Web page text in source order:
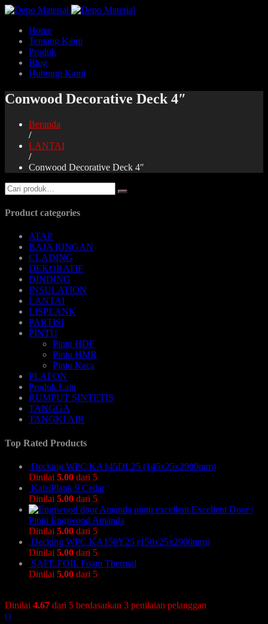
Home
Tentang Kami
Produk
Blog
Hubungi Kami
Conwood Decorative Deck 4″
Beranda
/
LANTAI
/
Conwood Decorative Deck 4″
Product categories
ATAP
BAJA RINGAN
CLADING
DEKORATIF
DINDING
INSULATION
LANTAI
LISPLANK
PARTISI
PINTU
Pintu HDF
Pintu HMR
Pintu Kaca
PLAFON
Produk Lain
RUMPUT SINTETIS
TANGGA
TANGKI AIR
Top Rated Products
Decking WPC KA145DL25 (145x25x2900mm)
Dinilai 5.00 dari 5
KalsiPlank 9 Cedar
Dinilai 5.00 dari 5
Excellent Door |
Pintu Engiwood Amanda
Dinilai 5.00 dari 5
Decking WPC KA150Y25 (150x25x2900mm)
Dinilai 5.00 dari 5
SAFE FOIL Foam Thermal
Dinilai 5.00 dari 5
Dinilai 4.67 dari 5 berdasarkan 3 penilaian pelanggan
()